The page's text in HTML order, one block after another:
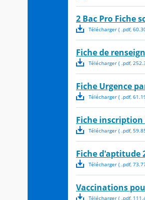
2 Bac Pro Fiche
Télécharger( .pdf,
Fiche de
Télécharger( .pdf,
Fiche Urgence
Télécharger( .pdf,
Fiche inscription
Télécharger( .pdf,
Fiche d'aptitude
Télécharger( .pdf,
Vaccinations
Télécharger( .pdf,